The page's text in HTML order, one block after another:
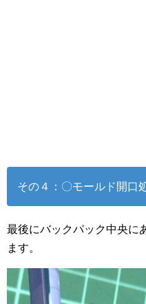
その４：〇モールド開口
最後にバックパック中央に
ます。